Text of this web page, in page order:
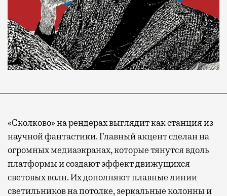
«Сколково» на рендерах выглядит как станция из
научной фантастики. Главный акцент сделан на
огромных медиаэкранах, которые тянутся вдоль
платформы и создают эффект движущихся
световых волн. Их дополняют плавные линии
светильников на потолке, зеркальные колонны и